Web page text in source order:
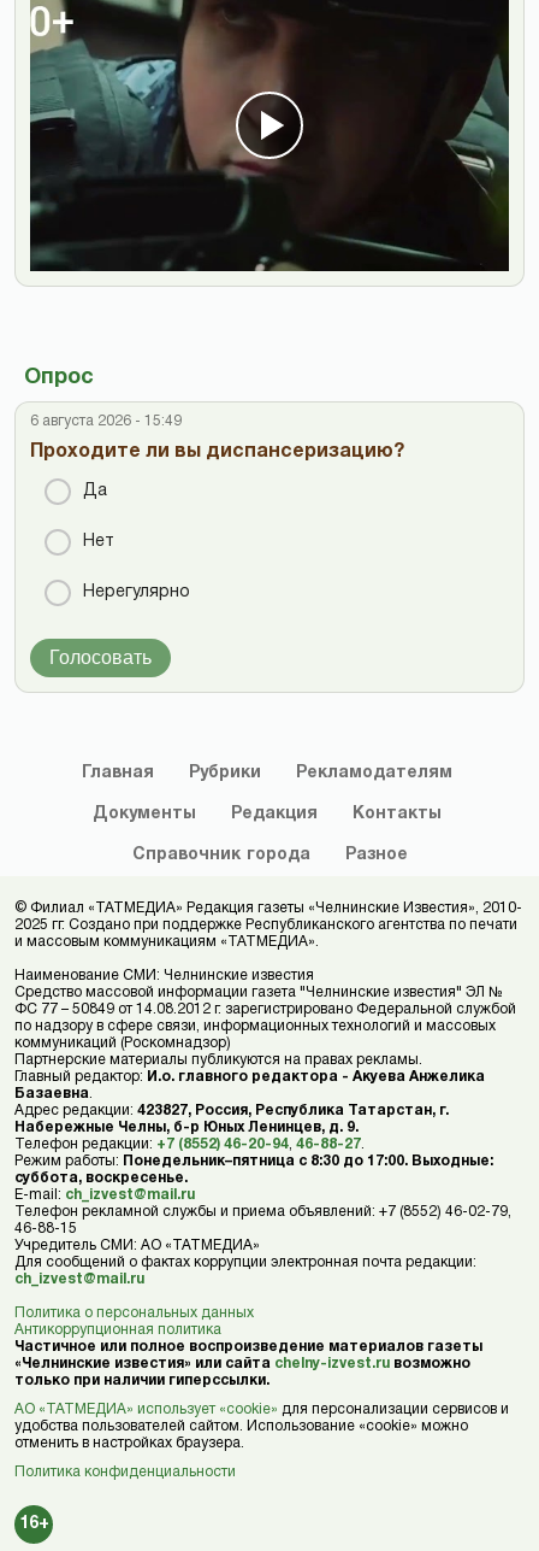
Опрос
6 августа 2026 - 15:49
Проходите ли вы диспансеризацию?
Да
Нет
Нерегулярно
Голосовать
Главная Рубрики Рекламодателям
Документы Редакция Контакты
Справочник города Разное
© Филиал «ТАТМЕДИА» Редакция газеты «Челнинские Известия», 2010-
2025 гг. Создано при поддержке Республиканского агентства по печати
и массовым коммуникациям «ТАТМЕДИА».
Наименование СМИ: Челнинские известия
Средство массовой информации газета "Челнинские известия" ЭЛ №
ФС 77 – 50849 от 14.08.2012 г. зарегистрировано Федеральной службой
по надзору в сфере связи, информационных технологий и массовых
коммуникаций (Роскомнадзор)
Партнерские материалы публикуются на правах рекламы.
Главный редактор: И.о. главного редактора - Акуева Анжелика
Базаевна
Адрес редакции: 423827, Россия, Республика Татарстан, г.
Набережные Челны, б-р Юных Ленинцев, д. 9.
Телефон редакции: +7 (8552) 46-20-94 46-88-27
Режим работы: Понедельник–пятница с 8:30 до 17:00. Выходные:
суббота, воскресенье.
E-mail: ch_izvest@mail.ru
Телефон рекламной службы и приема объявлений: +7 (8552) 46-02-79,
46-88-15
Учредитель СМИ: АО «ТАТМЕДИА»
Для сообщений о фактах коррупции электронная почта редакции:
ch_izvest@mail.ru
Политика о персональных данных
Антикоррупционная политика
Частичное или полное воспроизведение материалов газеты
«Челнинские известия» или сайта chelny-izvest.ru возможно
только при наличии гиперссылки.
АО «ТАТМЕДИА» использует «cookie» для персонализации сервисов и
удобства пользователей сайтом. Использование «cookie» можно
отменить в настройках браузера.
Политика конфиденциальности
16+